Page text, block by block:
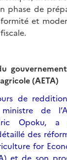
phase de
et
(AETA)
de
de
Eric Opoku,
des
for
et de son